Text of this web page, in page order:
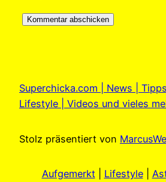
Superchicka.com | News | Tipps
Lifestyle | Videos und vieles
Stolz präsentiert von
Aufgemerkt| Lifestyle|